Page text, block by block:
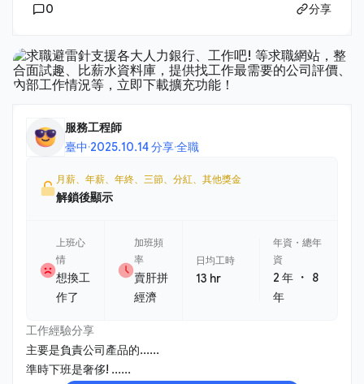
0 分享
服務工程師
臺中·2025.10.14 分享·全職
月薪、年薪、年終、三節、分紅、其他獎金
解鎖後顯示
上班心
情
想換工
作了
加班頻
率
賣肝拼
經濟
日均工時
13 hr
年資・總年
資
2 年 ・
8
年
工作經驗分享
主要是負責公司產品的......
準時下班是奢侈! ......